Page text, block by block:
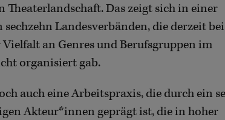
Theaterlandschaft. Das zeigt sich in einer
Landesverbänden, die derzeit bei
Vielfalt an Genres und Berufsgruppen im
organisiert gab.
auch eine Arbeitspraxis, die durch ein
Akteur*innen geprägt ist, die in hoher